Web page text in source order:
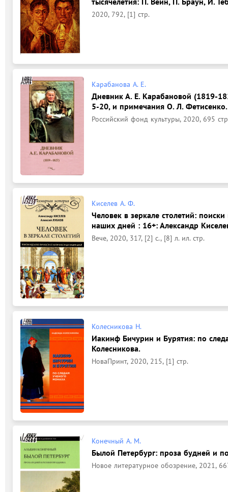
2020, 792, [1] стр.
Карабанова А. Е.
Дневник А. Е. Карабановой (1819-
5-20, и примечания О. Л. Фетисенко.
Российский фонд культуры, 2020, 695
Киселев А. Ф.
Человек в зеркале столетий:
наших дней : 16+: Александр
Вече, 2020, 317, [2] с., [8] л. ил. стр.
Колесникова Н.
Иакинф Бичурин и Бурятия: по
Колесникова.
НоваПринт, 2020, 215, [1] стр.
Конечный А. М.
Былой Петербург: проза будней и
Новое литературное обозрение, 2021,